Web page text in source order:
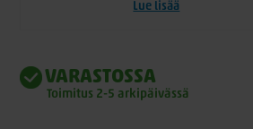
Lue lisää
VARASTOSSA
Toimitus 2-5 arkipäivässä